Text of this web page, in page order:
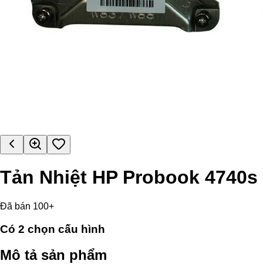
Tản Nhiệt HP Probook 4740s
Đã bán 100+
Có 2 chọn cấu hình
Mô tả sản phẩm